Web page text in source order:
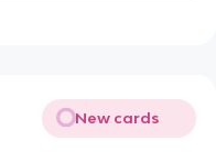
New cards